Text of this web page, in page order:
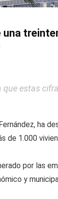
una
estas
ha
de 1.000
por las
y